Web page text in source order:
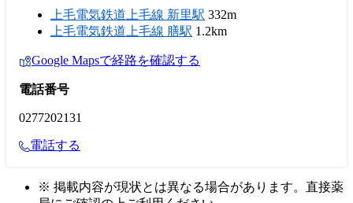
上毛電気鉄道上毛線 新里駅 332m
上毛電気鉄道上毛線 膳駅 1.2km
Google Mapsで経路を確認する
電話番号
0277202131
電話する
※ 掲載内容が現状とは異なる場合があります。直接薬